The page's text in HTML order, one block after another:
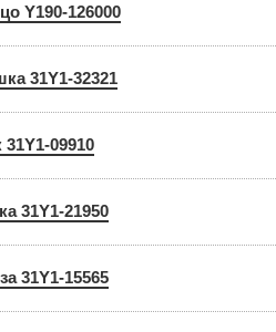
Y190-126000
31Y1-32321
09910
31Y1-21950
31Y1-15565